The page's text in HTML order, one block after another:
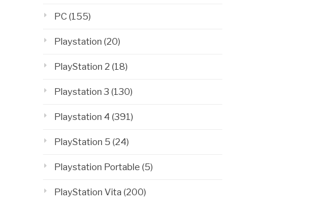
PC(155)
Playstation (20)
PlayStation 2 (18)
Playstation 3 (130)
Playstation 4 (391)
PlayStation 5 (24)
Playstation Portable (5)
PlayStation Vita (200)